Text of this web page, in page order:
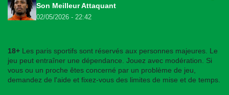
Son Meilleur Attaquant
02/05/2026 - 22:42
18+ Les paris sportifs sont réservés aux personnes majeures. Le
jeu peut entraîner une dépendance. Jouez avec modération. Si
vous ou un proche êtes concerné par un problème de jeu,
demandez de l'aide et fixez-vous des limites de mise et de temps.